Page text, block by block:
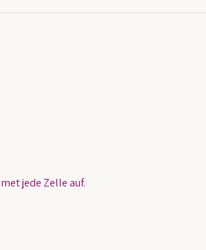
jede Zelle auf.